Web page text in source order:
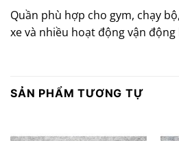
Quần phù hợp cho gym, chạy
xe và nhiều hoạt động vận động
SẢN PHẨM TƯƠNG TỰ